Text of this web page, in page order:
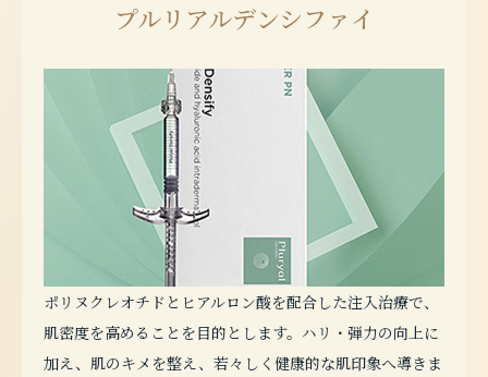
プルリアルデンシファイ
ポリヌクレオチドとヒアルロン酸を配合した注入治療で、
肌密度を高めることを目的とします。ハリ・弾力の向上に
加え、肌のキメを整え、若々しく健康的な肌印象へ導きま